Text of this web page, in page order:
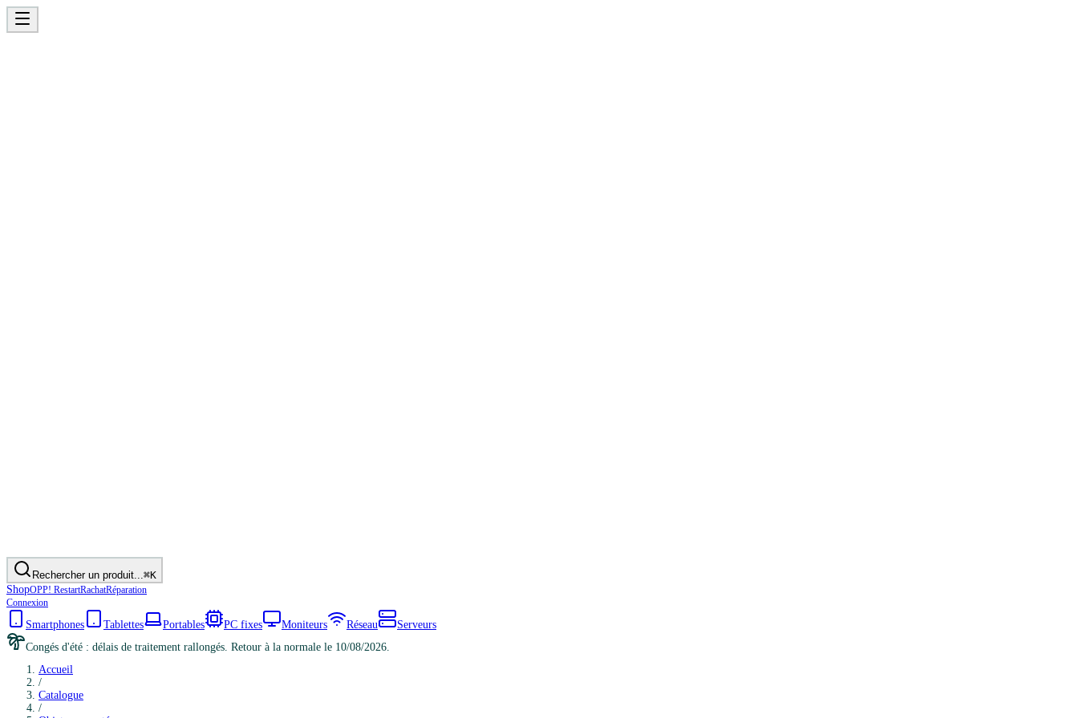
Rechercher un produit... ⌘K
ShopOPP! RestartRachatRéparation
Connexion
Smartphones Tablettes Portables PC fixes Moniteurs Réseau
Serveurs
Congés d'été : délais de traitement rallongés. Retour à la normale le 10/08/2026.
Accueil
/
Catalogue
/